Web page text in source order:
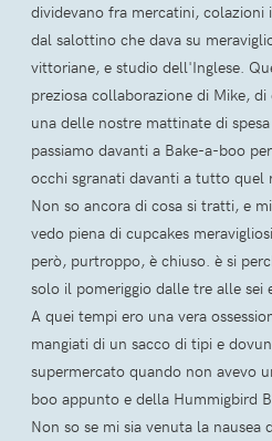
dividevano fra mercatini,
dal salottino che dava su
vittoriane, e studio dell'Inglese.
preziosa collaborazione di Mike,
una delle nostre mattinate di
passiamo davanti a Bake-a-boo
occhi sgranati davanti a tutto quel
Non so ancora di cosa si tratti, e
vedo piena di cupcakes
però, purtroppo, è chiuso. è si
solo il pomeriggio dalle tre alle sei
A quei tempi ero una vera
mangiati di un sacco di tipi e
supermercato quando non avevo
boo appunto e della Hummigbird
Non so se mi sia venuta la nausea